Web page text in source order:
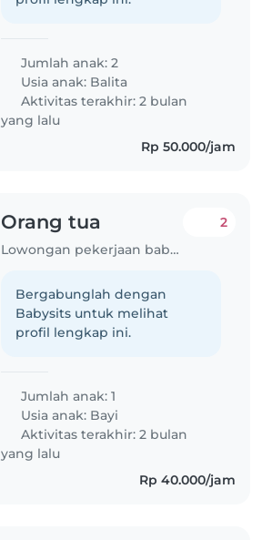
Jumlah anak: 2
Usia anak: Balita
Aktivitas terakhir: 2 bulan
yang lalu
Rp 50.000/jam
Orang tua
Lowongan pekerjaan babysitting di DI Yogyakarta
2
Bergabunglah dengan
Babysits untuk melihat
profil lengkap ini.
Jumlah anak: 1
Usia anak: Bayi
Aktivitas terakhir: 2 bulan
yang lalu
Rp 40.000/jam